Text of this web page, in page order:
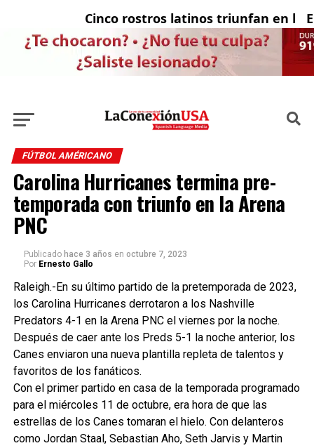
Cinco rostros latinos triunfan en la El
FÚTBOL AMÉRICANO
Carolina Hurricanes termina pre-
temporada con triunfo en la Arena
PNC
Publicado hace 3 años en octubre 7, 2023
Por Ernesto Gallo
Raleigh.-En su último partido de la pretemporada de 2023,
los Carolina Hurricanes derrotaron a los Nashville
Predators 4-1 en la Arena PNC el viernes por la noche.
Después de caer ante los Preds 5-1 la noche anterior, los
Canes enviaron una nueva plantilla repleta de talentos y
favoritos de los fanáticos.
Con el primer partido en casa de la temporada programado
para el miércoles 11 de octubre, era hora de que las
estrellas de los Canes tomaran el hielo. Con delanteros
como Jordan Staal, Sebastian Aho, Seth Jarvis y Martin